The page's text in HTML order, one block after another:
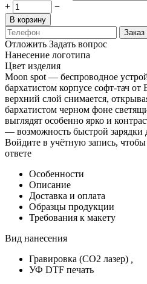
+
−
В корзину
Заказ
Отложить Задать вопрос
Нанесение логотипа
Цвет изделия
Moon spot — беспроводное
бархатистом корпусе софт-тач
верхний слой снимается,
бархатистом черном фоне
выглядят особенно ярко и
— возможность быстрой зарядки
Войдите в учётную запись,
ответе
Особенности
Описание
Доставка и оплата
Образцы продукции
Требования к макету
Вид нанесения
Гравировка (CO2 лазер)
УФ DTF печать